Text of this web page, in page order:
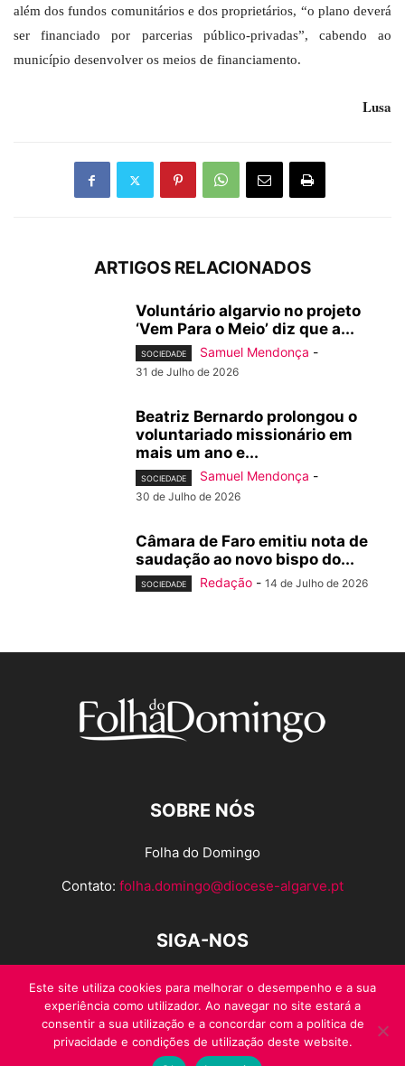
além dos fundos comunitários e dos proprietários, “o plano deverá
ser financiado por parcerias público-privadas”, cabendo ao
município desenvolver os meios de financiamento.
Lusa
ARTIGOS RELACIONADOS
Voluntário algarvio no projeto
‘Vem Para o Meio’ diz que a...
SOCIEDADE Samuel Mendonça -
31 de Julho de 2026
Beatriz Bernardo prolongou o
voluntariado missionário em
mais um ano e...
SOCIEDADE Samuel Mendonça -
30 de Julho de 2026
Câmara de Faro emitiu nota de
saudação ao novo bispo do...
SOCIEDADE Redação - 14 de Julho de 2026
SOBRE NÓS
Folha do Domingo
Contato: folha.domingo@diocese-algarve.pt
SIGA-NOS
Este site utiliza cookies para melhorar o desempenho e a sua
experiência como utilizador. Ao navegar no site estará a
consentir a sua utilização e a concordar com a politica de
privacidade e condições de utilização deste website.